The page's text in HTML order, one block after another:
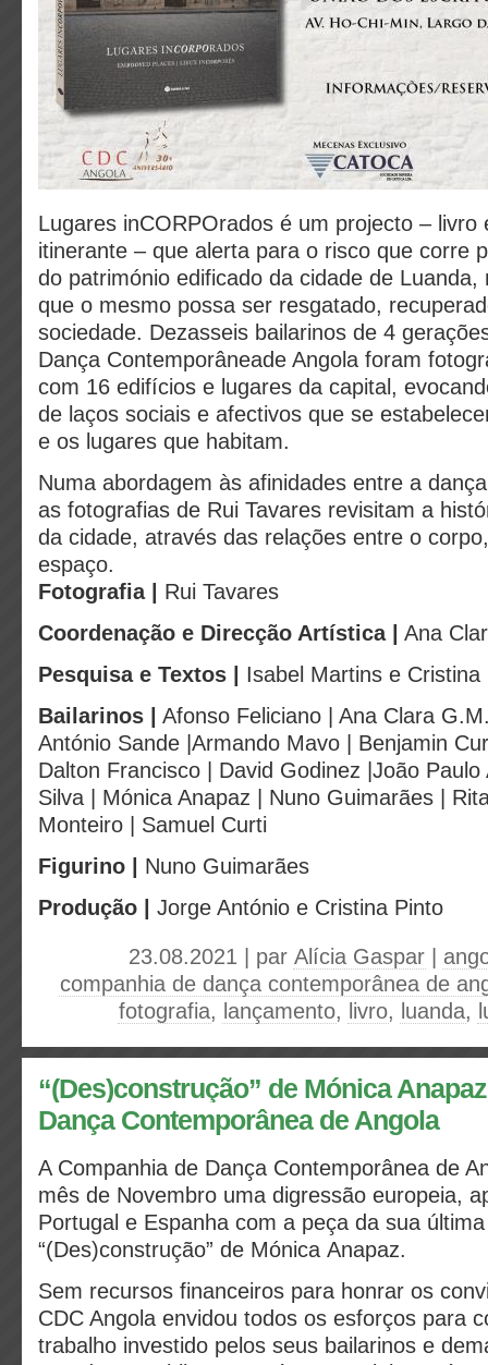
Lugares inCORPOrados é um projecto – livro
itinerante – que alerta para o risco que corre
do património edificado da cidade de Luanda,
que o mesmo possa ser resgatado,
sociedade. Dezasseis bailarinos de 4
Dança Contemporâneade Angola foram
com 16 edifícios e lugares da capital,
de laços sociais e afectivos que se
e os lugares que habitam.
Numa abordagem às afinidades entre a
as fotografias de Rui Tavares revisitam a
da cidade, através das relações entre o
espaço.
Fotografia |
Rui Tavares
Coordenação e Direcção Artística |
Ana
Pesquisa e Textos | Isabel Martins e Cristina
Bailarinos |
Afonso Feliciano | Ana Clara
António Sande |Armando Mavo | Benjamin
Dalton Francisco | David Godinez |João
Silva | Mónica Anapaz | Nuno Guimarães |
Monteiro | Samuel Curti
Figurino |
Nuno Guimarães
Produção |
Jorge António e Cristina Pinto
23.08.2021 | par Alícia Gaspar
companhia de dança contemporânea de
fotografia, lançamento, livro, luanda,
“(Des)construção” de Mónica
Dança Contemporânea de Angola
A Companhia de Dança Contemporânea de
mês de Novembro uma digressão europeia,
Portugal e Espanha com a peça da sua
“(Des)construção” de Mónica Anapaz.
Sem recursos financeiros para honrar os
CDC Angola envidou todos os esforços para
trabalho investido pelos seus bailarinos e